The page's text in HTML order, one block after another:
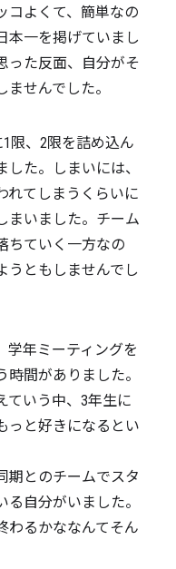
コよくて、簡単なの
本一を掲げていまし
った反面、自分がそ
せんでした。
限、2限を詰め込ん
た。しまいには、
れてしまうくらいに
まいました。チーム
ちていく一方なの
うともしませんでし
学年ミーティングを
間がありました。
ていう中、3年生に
っと好きになるとい
期とのチームでスタ
自分がいました。
わるかななんてそん